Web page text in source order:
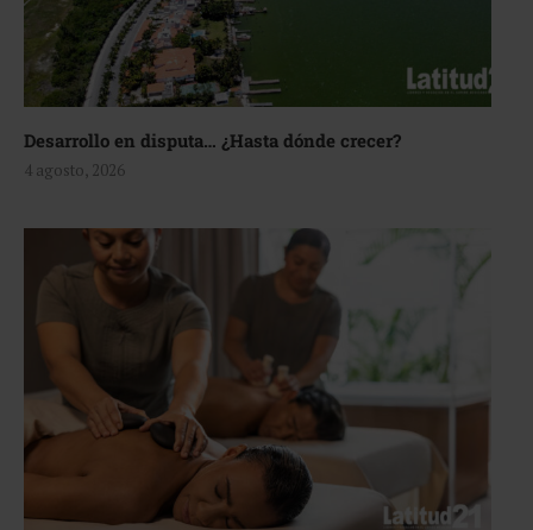
Desarrollo en disputa… ¿Hasta dónde crecer?
4 agosto, 2026